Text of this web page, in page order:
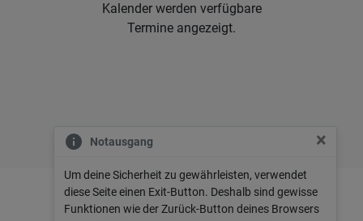
Kalender werden verfügbare
Termine angezeigt.
Impressum Datenschutz
Notausgang ×
Um deine Sicherheit zu gewährleisten, verwendet
diese Seite einen Exit-Button. Deshalb sind gewisse
Funktionen wie der Zurück-Button deines Browsers